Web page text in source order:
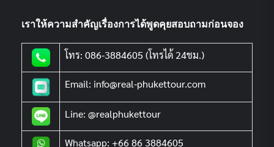
เราให้ความสำคัญเรื่องการได้พูดคุยสอบถามก่อนจอง
โทร: 086-3884605 (โทรได้ 24ชม.)
Email: info@real-phukettour.com
Line: @realphukettour
Whatsapp: +66 86 3884605